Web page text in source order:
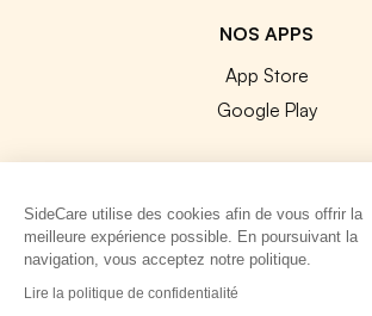
NOS APPS
App Store
Google Play
© 2026 SideCare. Tous droits
SideCare utilise des cookies afin de vous offrir la
meilleure expérience possible. En poursuivant la
navigation, vous acceptez notre politique.
Lire la politique de confidentialité